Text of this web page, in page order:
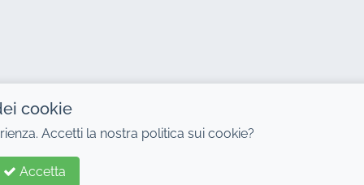
cookie
Accetti la nostra politica sui cookie?
Accetta